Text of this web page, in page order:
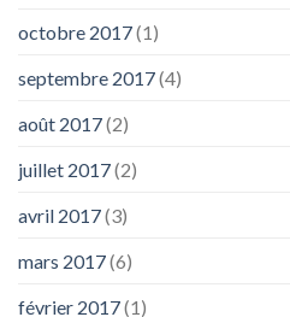
octobre 2017(1)
septembre 2017(4)
août 2017(2)
juillet 2017(2)
avril 2017(3)
mars 2017(6)
février 2017(1)